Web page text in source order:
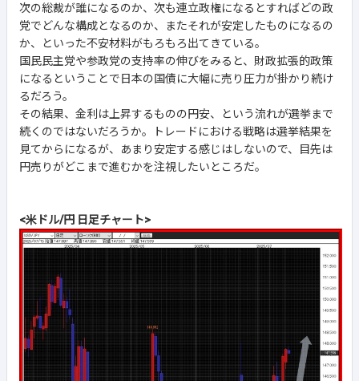
次の総裁が誰になるのか、次も連立政権になるとすればどの政
党でどんな構成となるのか、またそれが安定したものになるの
か、といった不安材料がもろもろ出てきている。
国民民主党や参政党の支持率の伸びをみると、財政拡張的政策
になるということで日本の国債に大幅に売り圧力が掛かり続け
るだろう。
その結果、金利は上昇するものの円安、という流れが選挙まで
続くのではないだろうか。トレードにおける戦略は選挙結果を
見てからになるが、あまり安定する感じはしないので、目先は
円売りがどこまで進むかを注視したいところだ。
<米ドル/円 日足チャート>